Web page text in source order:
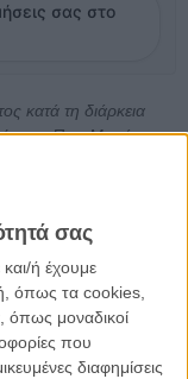
σας
ή έχουμε
όπως τα cookies,
όπως μοναδικοί
που
διαφημίσεις
σας στο
κατά τη διάρκεια
του Πιερ Μορά
αρχές της
να τρέχουν οι
των
της επιθυμίας των
και μαραθώνιους.
ανάμεσα
γίνονται
του